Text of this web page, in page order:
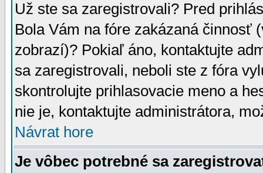
Už ste sa zaregistrovali? Pred
Bola Vám na fóre zakázaná činnosť
zobrazí)? Pokiaľ áno, kontaktujte
sa zaregistrovali, neboli ste z fóra
skontrolujte prihlasovacie meno a
nie je, kontaktujte administrátora,
Návrat hore
Je vôbec potrebné sa